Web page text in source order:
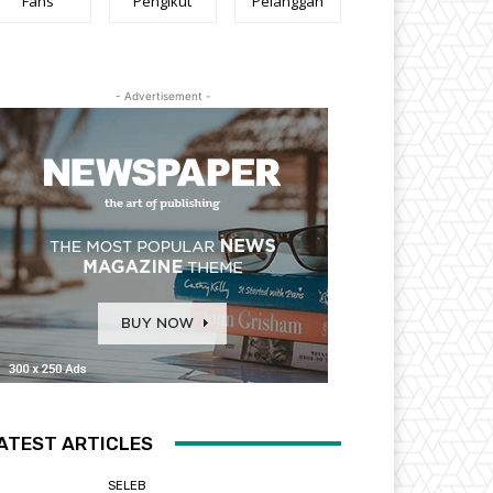
- Advertisement -
ARTICLES
SELEB